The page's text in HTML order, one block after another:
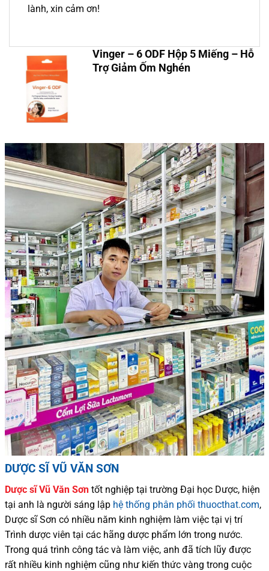
lành, xin cảm ơn!
Vinger – 6 ODF Hộp 5 Miếng – Hỗ
Trợ Giảm Ốm Nghén
DƯỢC SĨ VŨ VĂN SƠN
Dược sĩVũ Văn Sơn tốt nghiệp tại trường Đại học Dược, hiện
tại anh là người sáng lập hệ thống phân phối thuocthat.com,
Dược sĩSơn có nhiều năm kinh nghiệm làm việc tại vị trí
Trình dược viên tại các hãng dược phẩm lớn trong nước.
Trong quá trình công tác và làm việc, anh đã tích lũy được
rất nhiều kinh nghiệm cũng như kiến thức vàng trong cuộc